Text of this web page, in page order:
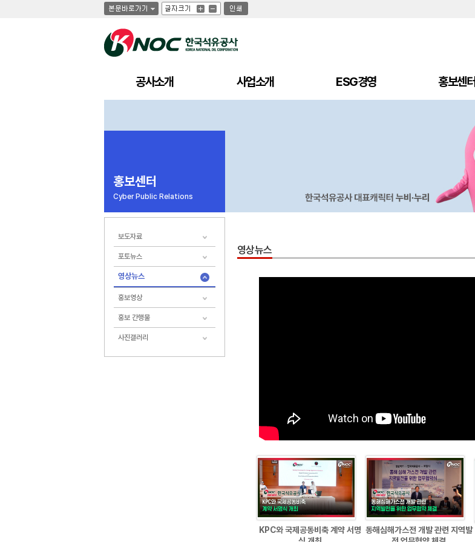
글
자
기
글
자
기
크
글
자
기
작
인
쇄
공사소개 사업소개 ESG경영 홍보센터
홍보센터
Cyber Public Relations
보도자료
포토뉴스
영상뉴스
홍보영상
홍보 간행물
사진갤러리
영상뉴스
KPC와 국제공동비축 계약 서명 동해심해가스전 개발 관련 지역발